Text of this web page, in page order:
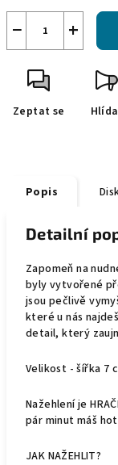
+
−
Zeptat se
Popis
Detailní
Zapomeň na
byly vytvořené
jsou pečlivě
které u nás
detail, který
Velikost - šířka 7
Nažehlení je
pár minut máš
JAK NAŽEHLIT?